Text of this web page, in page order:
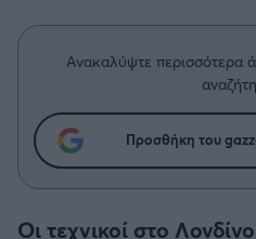
Άρης
ΟΦΗ
Μια Ιστορία από την Πόλη
Ανακαλύψτε περισσότερα
Προσθήκη του
Οι τεχνικοί στο